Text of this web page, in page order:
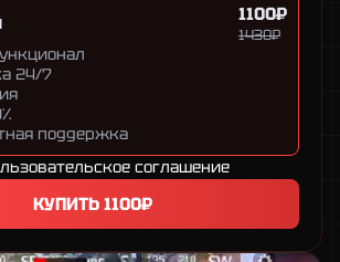
1100₽
1430₽
24/7
поддержка
соглашение
КУПИТЬ1100₽